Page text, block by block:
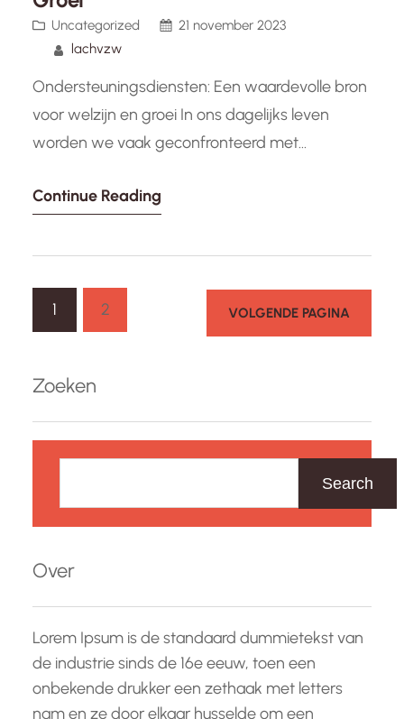
Uncategorized
21 november 2023
lachvzw
Ondersteuningsdiensten: Een waardevolle bron
voor welzijn en groei In ons dagelijks leven
worden we vaak geconfronteerd met
om persoonlijke problemen, stress op het werk,
soms hebben we behoefte aan een helpende
beschikbaar die ons kunnen begeleiden en
ondersteunen…
Continue Reading
1 2 VOLGENDE PAGINA
Zoeken
k
n
Search
Over
Lorem Ipsum is de standaard dummietekst van
de industrie sinds de 16e eeuw, toen een
onbekende drukker een zethaak met letters
nam en ze door elkaar husselde om een